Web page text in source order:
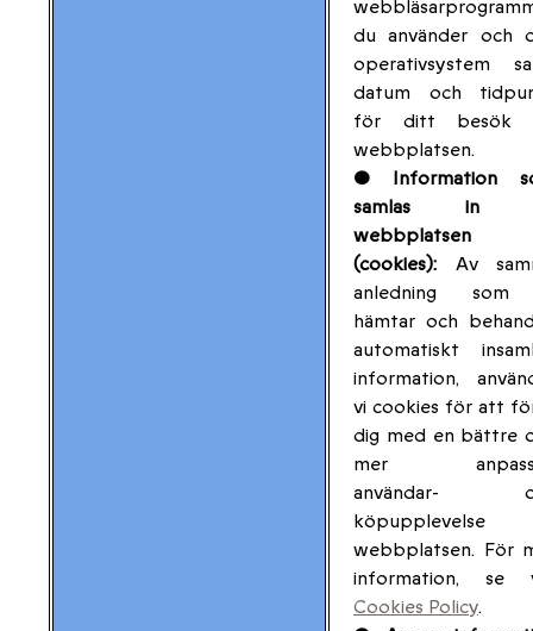
du använder och
operativsystem
datum och
för ditt besök
webbplatsen.
• Information
samlas in
webbplatsen
(cookies): Av
anledning
hämtar och
automatiskt
information,
vi cookies för att
dig med en bättre
mer
användar-
köpupplevelse
webbplatsen. För
information, se
Cookies Policy.